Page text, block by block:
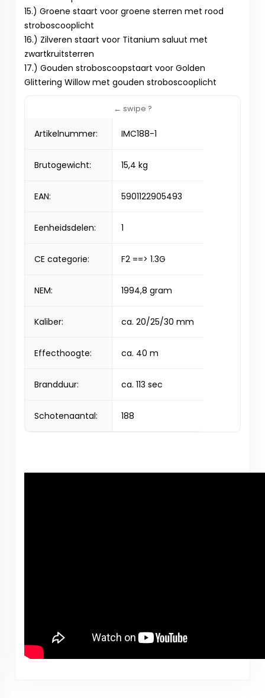
15.) Groene staart voor groene sterren met rood
stroboscooplicht
16.) Zilveren staart voor Titanium saluut met
zwartkruitsterren
17.) Gouden stroboscoopstaart voor Golden
Glittering Willow met gouden stroboscooplicht
Artikelnummer: IMC188-1
Brutogewicht: 15,4 kg
EAN: 5901122905493
Eenheidsdelen: 1
CE categorie: F2 ==> 1.3G
NEM: 1994,8 gram
Kaliber: ca. 20/25/30 mm
Effecthoogte: ca. 40 m
Brandduur: ca. 113 sec
Schotenaantal: 188